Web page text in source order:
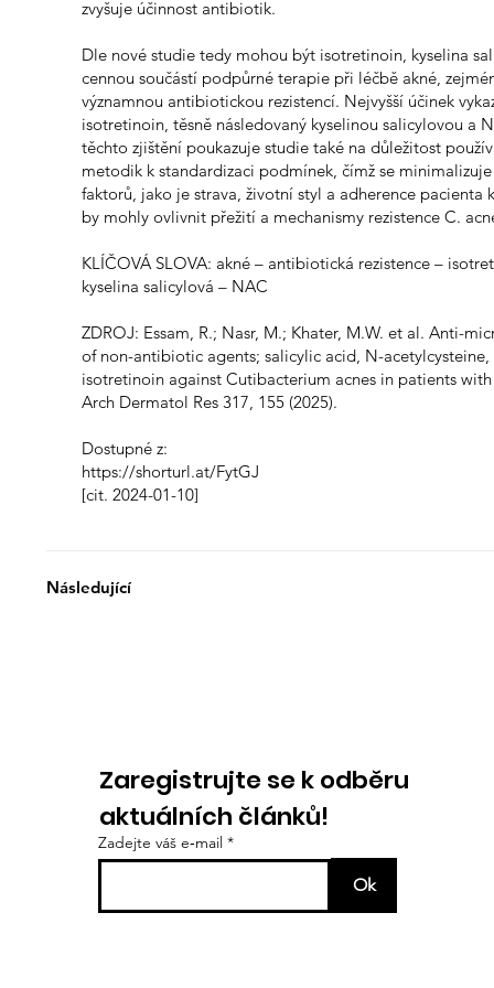
Zaregistrujte se k odběru
aktuálních článků!
Zadejte váš e‑mail
Ok
zvyšuje účinnost antibiotik.
Dle nové studie tedy mohou být isotretinoin, kyselina
cennou součástí podpůrné terapie při léčbě akné,
významnou antibiotickou rezistencí. Nejvyšší účinek
isotretinoin, těsně následovaný kyselinou salicylovou a
těchto zjištění poukazuje studie také na důležitost
metodik k standardizaci podmínek, čímž se
faktorů, jako je strava, životní styl a adherence pacienta
by mohly ovlivnit přežití a mechanismy rezistence C.
KLÍČOVÁ SLOVA: akné – antibiotická rezistence –
kyselina salicylová – NAC
ZDROJ: Essam, R.; Nasr, M.; Khater, M.W. et al. Anti-
of non-antibiotic agents; salicylic acid, N-acetylcysteine,
isotretinoin against Cutibacterium acnes in patients
Arch Dermatol Res 317, 155 (2025).
Dostupné z:
https://shorturl.at/FytGJ
[cit. 2024-01-10]
Následující